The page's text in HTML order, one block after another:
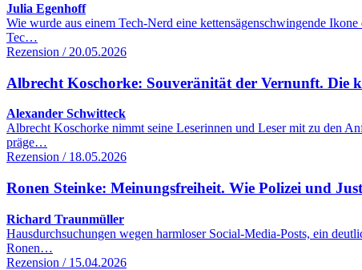
Julia Egenhoff
Wie wurde aus einem Tech-Nerd eine kettensägenschwingende
Tec…
Rezension / 20.05.2026
Albrecht Koschorke: Souveränität der Vernunft. Die
Alexander Schwitteck
Albrecht Koschorke nimmt seine Leserinnen und Leser mit zu den
präge…
Rezension / 18.05.2026
Ronen Steinke: Meinungsfreiheit. Wie Polizei und
Richard Traunmüller
Hausdurchsuchungen wegen harmloser Social-Media-Posts, ein
Ronen…
Rezension / 15.04.2026